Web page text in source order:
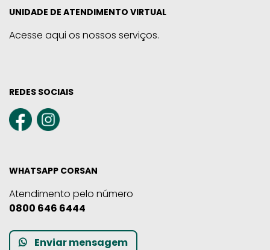
UNIDADE DE ATENDIMENTO VIRTUAL
Acesse aqui os nossos serviços.
REDES SOCIAIS
WHATSAPP CORSAN
Atendimento pelo número
0800 646 6444
Enviar mensagem